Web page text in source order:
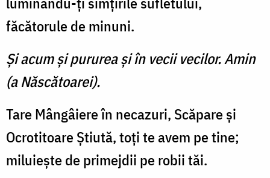
făcătorule de minuni.
Şi acum şi pururea şi în vecii vecilor. Amin
(a Născătoarei).
Tare Mângâiere în necazuri, Scăpare şi
Ocrotitoare Ştiută, toţi te avem pe tine;
miluieşte de primejdii pe robii tăi.